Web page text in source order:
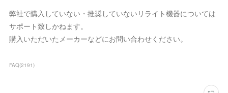
弊社で購入していない・推奨していないリライト機器については
サポート致しかねます。
購入いただいたメーカーなどにお問い合わせください。
FAQ(2191)